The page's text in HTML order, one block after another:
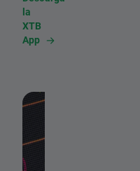
la
XTB
App